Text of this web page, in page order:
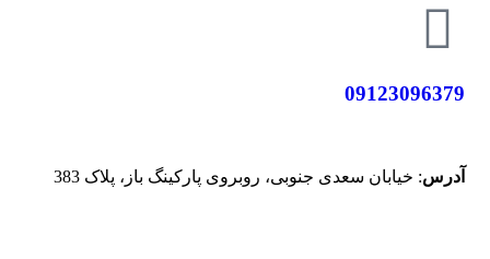
09123096379
آدرس: خیابان سعدی جنوبی، روبروی پارکینگ باز، پلاک 383